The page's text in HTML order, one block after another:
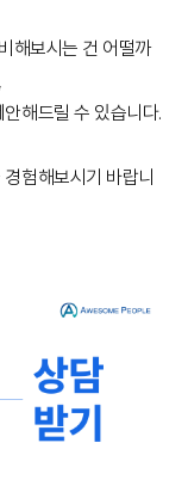
해보시는 건 어떨까
해드릴 수 있습니다.
험해보시기 바랍니